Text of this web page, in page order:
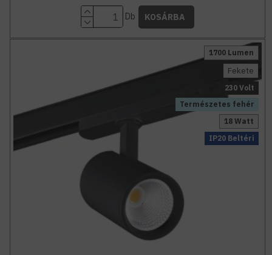
Db KOSÁRBA
Természetes fehér
1700 Lumen
IP20 Beltéri
18 Watt
Fekete
230 Volt